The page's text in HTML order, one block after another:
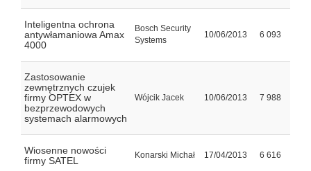
Inteligentna ochrona
antywłamaniowa Amax
4000
Bosch Security
Systems
10/06/2013 6 093
Zastosowanie
zewnętrznych czujek
firmy OPTEX w
bezprzewodowych
systemach alarmowych
Wójcik Jacek 10/06/2013 7 988
Wiosenne nowości
firmy SATEL
Konarski Michał 17/04/2013 6 616